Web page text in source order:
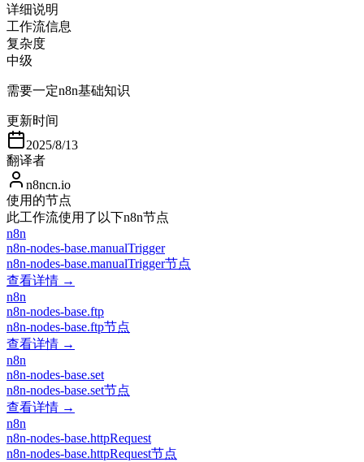
详细说明
工作流信息
复杂度
中级
需要一定n8n基础知识
更新时间
2025/8/13
翻译者
n8ncn.io
使用的节点
此工作流使用了以下n8n节点
n8n
n8n-nodes-base.manualTrigger
n8n-nodes-base.manualTrigger节点
查看详情 →
n8n
n8n-nodes-base.ftp
n8n-nodes-base.ftp节点
查看详情 →
n8n
n8n-nodes-base.set
n8n-nodes-base.set节点
查看详情 →
n8n
n8n-nodes-base.httpRequest
n8n-nodes-base.httpRequest节点